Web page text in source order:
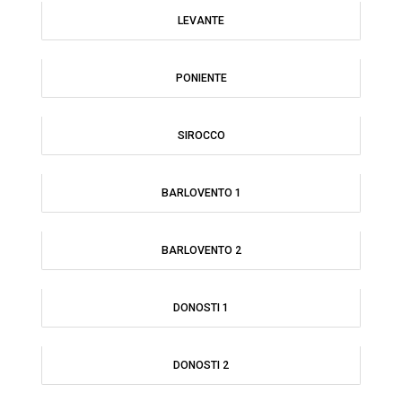
LEVANTE
PONIENTE
SIROCCO
BARLOVENTO 1
BARLOVENTO 2
DONOSTI 1
DONOSTI 2